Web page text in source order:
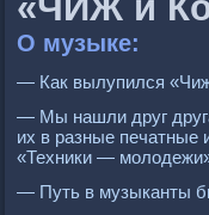
О музыке:
— Как вылупился
— Мы нашли друг
их в разные печатные
«Техники —
— Путь в музыканты